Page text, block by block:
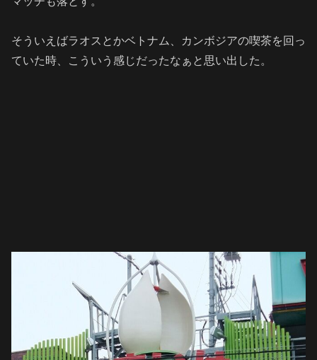
そういえばラオスとかベトナム、カンボジアの喫茶を回っ
ていた時、こういう感じだったなぁと思い出した。